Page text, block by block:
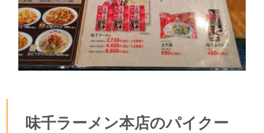
味千ラーメン本店のパイクー